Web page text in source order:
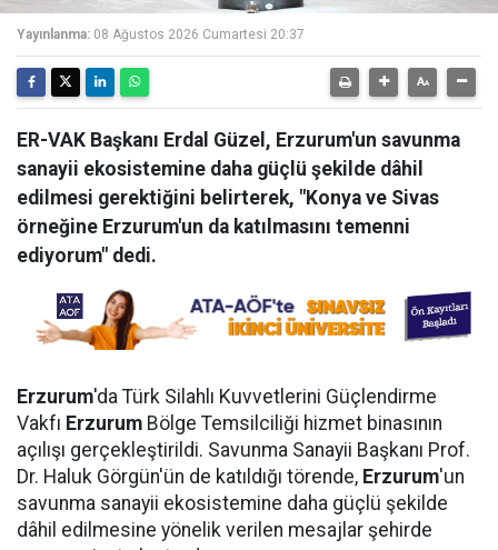
Yayınlanma: 08 Ağustos 2026 Cumartesi 20:37
ER-VAK Başkanı Erdal Güzel, Erzurum'un savunma
sanayii ekosistemine daha güçlü şekilde dâhil
edilmesi gerektiğini belirterek, "Konya ve Sivas
örneğine Erzurum'un da katılmasını temenni
ediyorum" dedi.
Erzurum'da Türk Silahlı Kuvvetlerini Güçlendirme
Vakfı Erzurum Bölge Temsilciliği hizmet binasının
açılışı gerçekleştirildi. Savunma Sanayii Başkanı Prof.
Dr. Haluk Görgün'ün de katıldığı törende, Erzurum'un
savunma sanayii ekosistemine daha güçlü şekilde
dâhil edilmesine yönelik verilen mesajlar şehirde